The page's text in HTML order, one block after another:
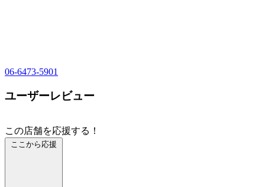
06-6473-5901
ユーザーレビュー
この店舗を応援する！
ここから応援